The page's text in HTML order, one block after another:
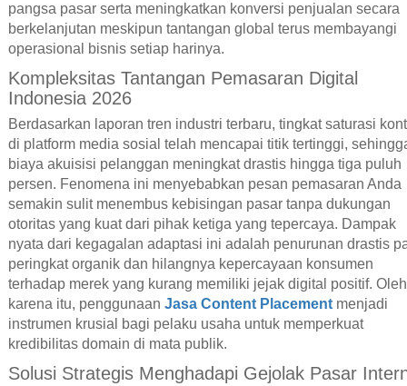
pangsa pasar serta meningkatkan konversi penjualan secara
berkelanjutan meskipun tantangan global terus membayangi
operasional bisnis setiap harinya.
Kompleksitas Tantangan Pemasaran Digital
Indonesia 2026
Berdasarkan laporan tren industri terbaru, tingkat saturasi
di platform media sosial telah mencapai titik tertinggi,
biaya akuisisi pelanggan meningkat drastis hingga tiga puluh
persen. Fenomena ini menyebabkan pesan pemasaran Anda
semakin sulit menembus kebisingan pasar tanpa dukungan
otoritas yang kuat dari pihak ketiga yang tepercaya. Dampak
nyata dari kegagalan adaptasi ini adalah penurunan drastis
peringkat organik dan hilangnya kepercayaan konsumen
terhadap merek yang kurang memiliki jejak digital positif. Oleh
karena itu, penggunaan Jasa Content Placementmenjadi
instrumen krusial bagi pelaku usaha untuk memperkuat
kredibilitas domain di mata publik.
Solusi Strategis Menghadapi Gejolak Pasar